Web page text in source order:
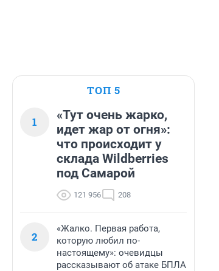
ТОП 5
1
«Тут очень жарко,
идет жар от огня»:
что происходит у
склада Wildberries
под Самарой
121 956 208
2
«Жалко. Первая работа,
которую любил по-
настоящему»: очевидцы
рассказывают об атаке БПЛА